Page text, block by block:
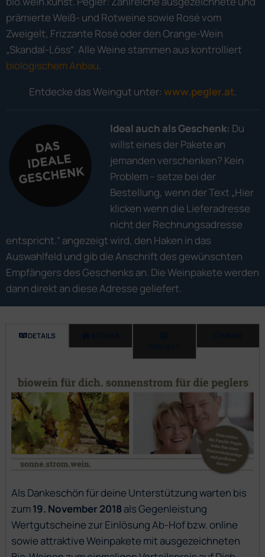
DETAILS
Als Dankeschön für deine Unterstützung warten bis
zum19. November 2018als Gegenleistung
Wertgutscheine zur Einlösung Ab-Hof bzw. online
sowie attraktive Weinpakete mit ausgezeichneten
prämierte Weiß- und Rotweine sowie Rosé vom
Zweigelt, Frizzante Rosé oder den Orange-Wein
„Skandal-Löss“. Alle Weine stammen aus kontrolliert
biologischem Anbau.
Entdecke das Weingut unter: www.pegler.at.
Ideal auch als Geschenk: Du
willst eines der Pakete an
jemanden verschenken? Kein
Problem – setze bei der
Bestellung, wenn der Text „Hier
klicken wenn die Lieferadresse
nicht der Rechnungsadresse
entspricht.“ angezeigt wird, den Haken in das
Auswahlfeld und gib die Anschrift des gewünschten
Empfängers des Geschenks an. Die Weinpakete werden
dann direkt an diese Adresse geliefert.